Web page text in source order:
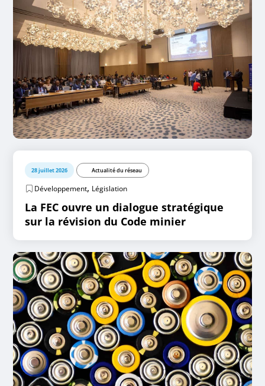
28 juillet 2026 Actualité du réseau
Développement, Législation
La FEC ouvre un dialogue stratégique
sur la révision du Code minier